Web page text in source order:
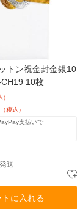
トン祝金封金銀10
10枚
）
（税込）
支払いで
送
トに入れる